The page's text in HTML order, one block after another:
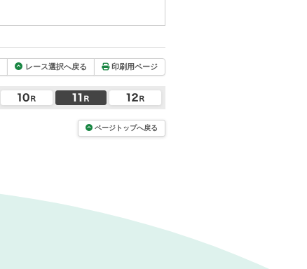
レース選択へ戻る 印刷用ページ
ページトップへ戻る